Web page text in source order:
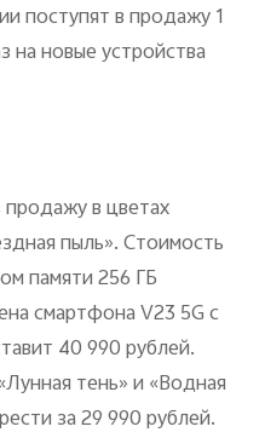
поступят в продажу 1
на новые устройства
в цветах
пыль». Стоимость
памяти 256 ГБ
смартфона V23 5G с
40 990 рублей.
тень» и «Водная
за 29 990 рублей.